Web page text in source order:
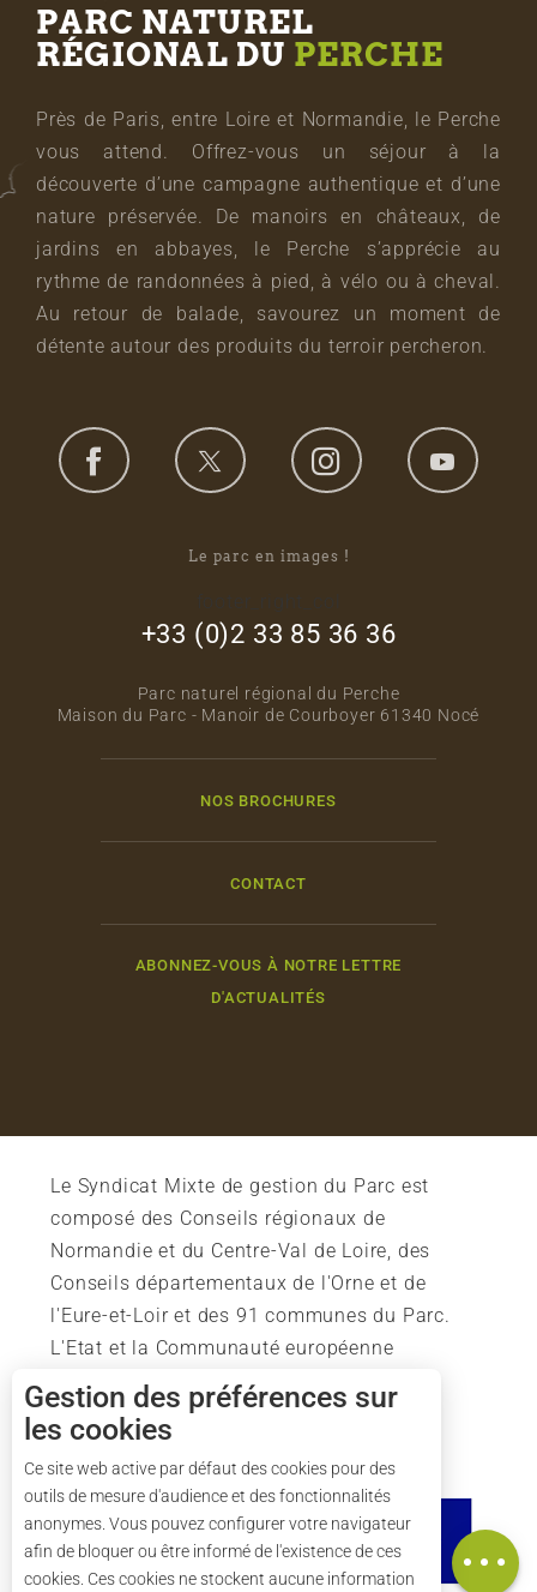
Ouvertures
Carte
PARC NATUREL
RÉGIONAL DU PERCHE
Près de Paris, entre Loire et Normandie, le Perche
vous attend. Offrez-vous un séjour à la
découverte d’une campagne authentique et d’une
nature préservée. De manoirs en châteaux, de
jardins en abbayes, le Perche s’apprécie au
rythme de randonnées à pied, à vélo ou à cheval.
Au retour de balade, savourez un moment de
détente autour des produits du terroir percheron.
Le parc en images !
+33 (0)2 33 85 36 36
Parc naturel régional du Perche
Maison du Parc - Manoir de Courboyer 61340 Nocé
NOS BROCHURES
CONTACT
ABONNEZ-VOUS À NOTRE LETTRE
D'ACTUALITÉS
Le Syndicat Mixte de gestion du Parc est
composé des Conseils régionaux de
Normandie et du Centre-Val de Loire, des
Conseils départementaux de l'Orne et de
l'Eure-et-Loir et des 91 communes du Parc.
L'Etat et la Communauté européenne
soutiennent également l'action du Parc.
Gestion des préférences sur
les cookies
Ce site web active par défaut des cookies pour des
outils de mesure d'audience et des fonctionnalités
anonymes. Vous pouvez configurer votre navigateur
afin de bloquer ou être informé de l'existence de ces
cookies. Ces cookies ne stockent aucune information